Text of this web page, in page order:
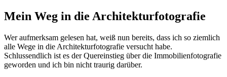
Mein Weg in die Architekturfotografie
Wer aufmerksam gelesen hat, weiß nun bereits, dass ich so ziemlich
alle Wege in die Architekturfotografie versucht habe.
Schlussendlich ist es der Quereinstieg über die Immobilienfotografie
geworden und ich bin nicht traurig darüber.